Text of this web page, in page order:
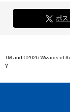
ポス
TM and ©2026 Wizards of
Y